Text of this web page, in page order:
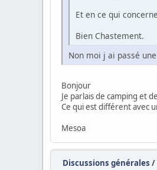
Et en ce qui
Bien Chastement.
Non moi j ai passé
Bonjour
Je parlais de camping et
Ce qui est différent avec
Mesoa
Discussions générales /